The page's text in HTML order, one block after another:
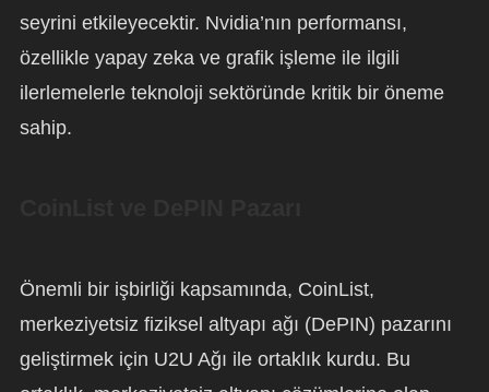
seyrini etkileyecektir. Nvidia’nın performansı,
özellikle yapay zeka ve grafik işleme ile ilgili
ilerlemelerle teknoloji sektöründe kritik bir öneme
sahip.
Önemli bir işbirliği kapsamında, CoinList,
merkeziyetsiz fiziksel altyapı ağı (DePIN) pazarını
geliştirmek için U2U Ağı ile ortaklık kurdu. Bu